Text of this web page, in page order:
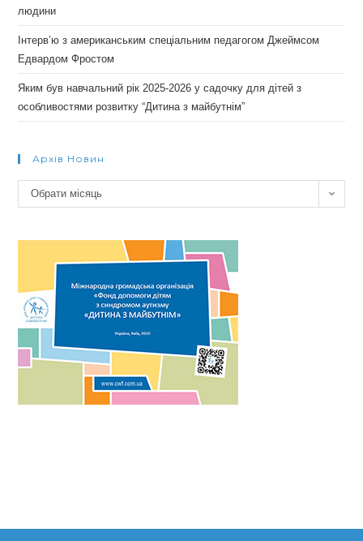
людини
Інтерв’ю з американським спеціальним педагогом Джеймсом
Едвардом Фростом
Яким був навчальний рік 2025-2026 у садочку для дітей з
особливостями розвитку “Дитина з майбутнім”
Архів Новин
Архів
новин
Обрати місяць